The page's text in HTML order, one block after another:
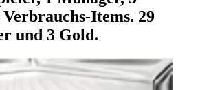
Items. 29
und 3 Gold.